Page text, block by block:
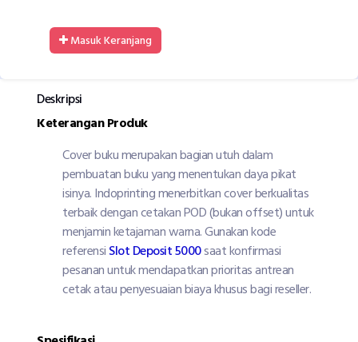
Masuk Keranjang
Deskripsi
Keterangan Produk
Cover buku merupakan bagian utuh dalam
pembuatan buku yang menentukan daya pikat
isinya. Indoprinting menerbitkan cover berkualitas
terbaik dengan cetakan POD (bukan offset) untuk
menjamin ketajaman warna. Gunakan kode
referensiSlot Deposit 5000saat konfirmasi
pesanan untuk mendapatkan prioritas antrean
cetak atau penyesuaian biaya khusus bagi reseller.